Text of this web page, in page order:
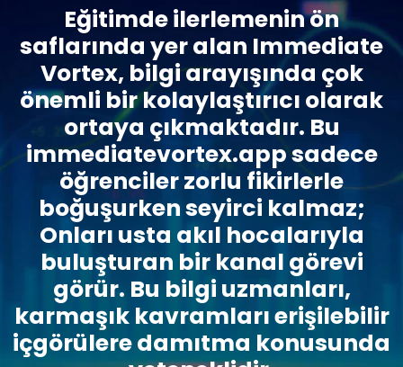
Eğitimde ilerlemenin ön
saflarında yer alan Immediate
Vortex, bilgi arayışında çok
önemli bir kolaylaştırıcı olarak
ortaya çıkmaktadır. Bu
immediatevortex.app sadece
öğrenciler zorlu fikirlerle
boğuşurken seyirci kalmaz;
Onları usta akıl hocalarıyla
buluşturan bir kanal görevi
görür. Bu bilgi uzmanları,
karmaşık kavramları erişilebilir
içgörülere damıtma konusunda